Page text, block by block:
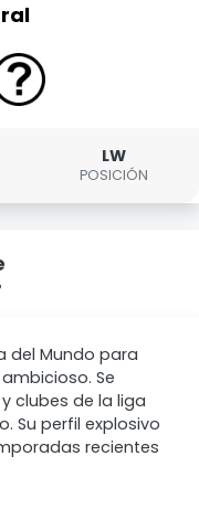
LW
POSICIÓN
del Mundo para
Se
clubes de la liga
Su perfil explosivo
recientes